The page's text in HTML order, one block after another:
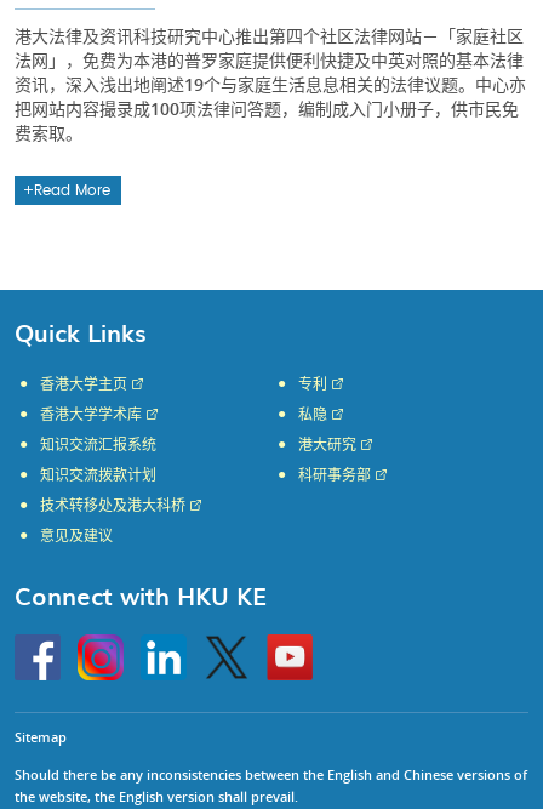
港大法律及资讯科技研究中心推出第四个社区法律网站－「家庭社区
法网」，免费为本港的普罗家庭提供便利快捷及中英对照的基本法律
资讯，深入浅出地阐述19个与家庭生活息息相关的法律议题。中心亦
把网站内容撮录成100项法律问答题，编制成入门小册子，供市民免
费索取。
Read More
Quick Links
香港大学主页
香港大学学术库
知识交流汇报系统
知识交流拨款计划
专利
私隐
港大研究
科研事务部
技术转移处及港大科桥
意见及建议
Connect with HKU KE
HKU
InstagramLinkedin Twitter
Go
to
HKU
Sitemap
Should there be any inconsistencies between the English and Chinese versions of
the website, the English version shall prevail.